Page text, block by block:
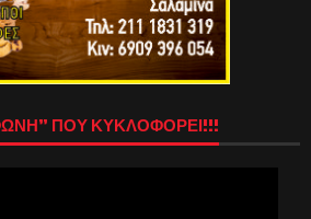
ΠΟΥ ΚΥΚΛΟΦΟΡΕΙ!!!